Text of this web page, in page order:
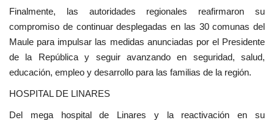
Finalmente, las autoridades regionales reafirmaron su
compromiso de continuar desplegadas en las 30 comunas del
Maule para impulsar las medidas anunciadas por el Presidente
de la República y seguir avanzando en seguridad, salud,
educación, empleo y desarrollo para las familias de la región.
HOSPITAL DE LINARES
Del mega hospital de Linares y la reactivación en su